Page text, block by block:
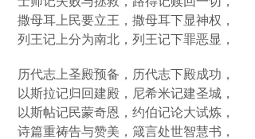
撒母耳上民要立王，撒母耳下显神权，
列王记上分为南北，列王记下罪恶显，
历代志上圣殿预备，历代志下殿成功，
以斯拉记归回建殿，尼希米记建圣城，
以斯帖记民蒙奇恩，约伯记论大试炼，
诗篇重祷告与赞美，箴言处世智慧书，